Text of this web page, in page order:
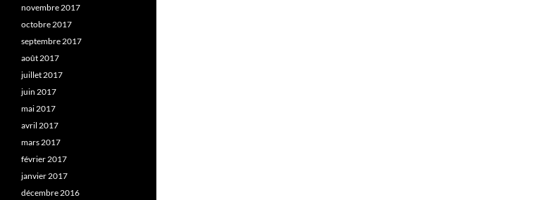
novembre 2017
octobre 2017
septembre 2017
août 2017
juillet 2017
juin 2017
mai 2017
avril 2017
mars 2017
février 2017
janvier 2017
décembre 2016